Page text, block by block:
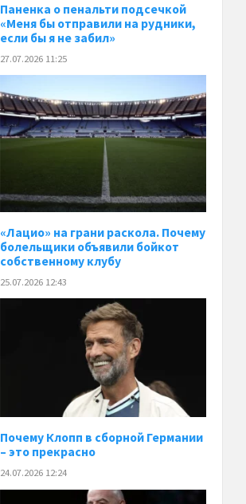
Паненка o пенальти подсечкой
«Меня бы отправили на рудники,
если бы я не забил»
27.07.2026 11:25
«Лацио» на грани раскола. Почему
болельщики объявили бойкот
собственному клубу
25.07.2026 12:43
Почему Клопп в сборной Германии
– это прекрасно
24.07.2026 12:24